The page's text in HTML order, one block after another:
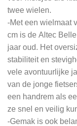
twee wielen.
-Met een wielmaat
cm is de Altec
jaar oud. Het
stabiliteit en
vele avontuurlijke
van de jonge
een handrem als
ze snel en veilig
-Gemak is ook